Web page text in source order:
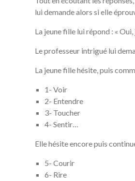
lui demande alors si elle
La jeune fille lui répond : «
Le professeur intrigué lui
La jeune fille hésite, puis
1- Voir
2- Entendre
3- Toucher
4- Sentir…
Elle hésite encore puis
5- Courir
6- Rire